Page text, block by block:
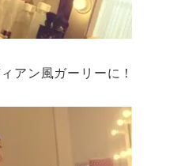
アン風ガーリーに！